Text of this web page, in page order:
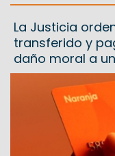
La Justicia
transferido y
daño moral a